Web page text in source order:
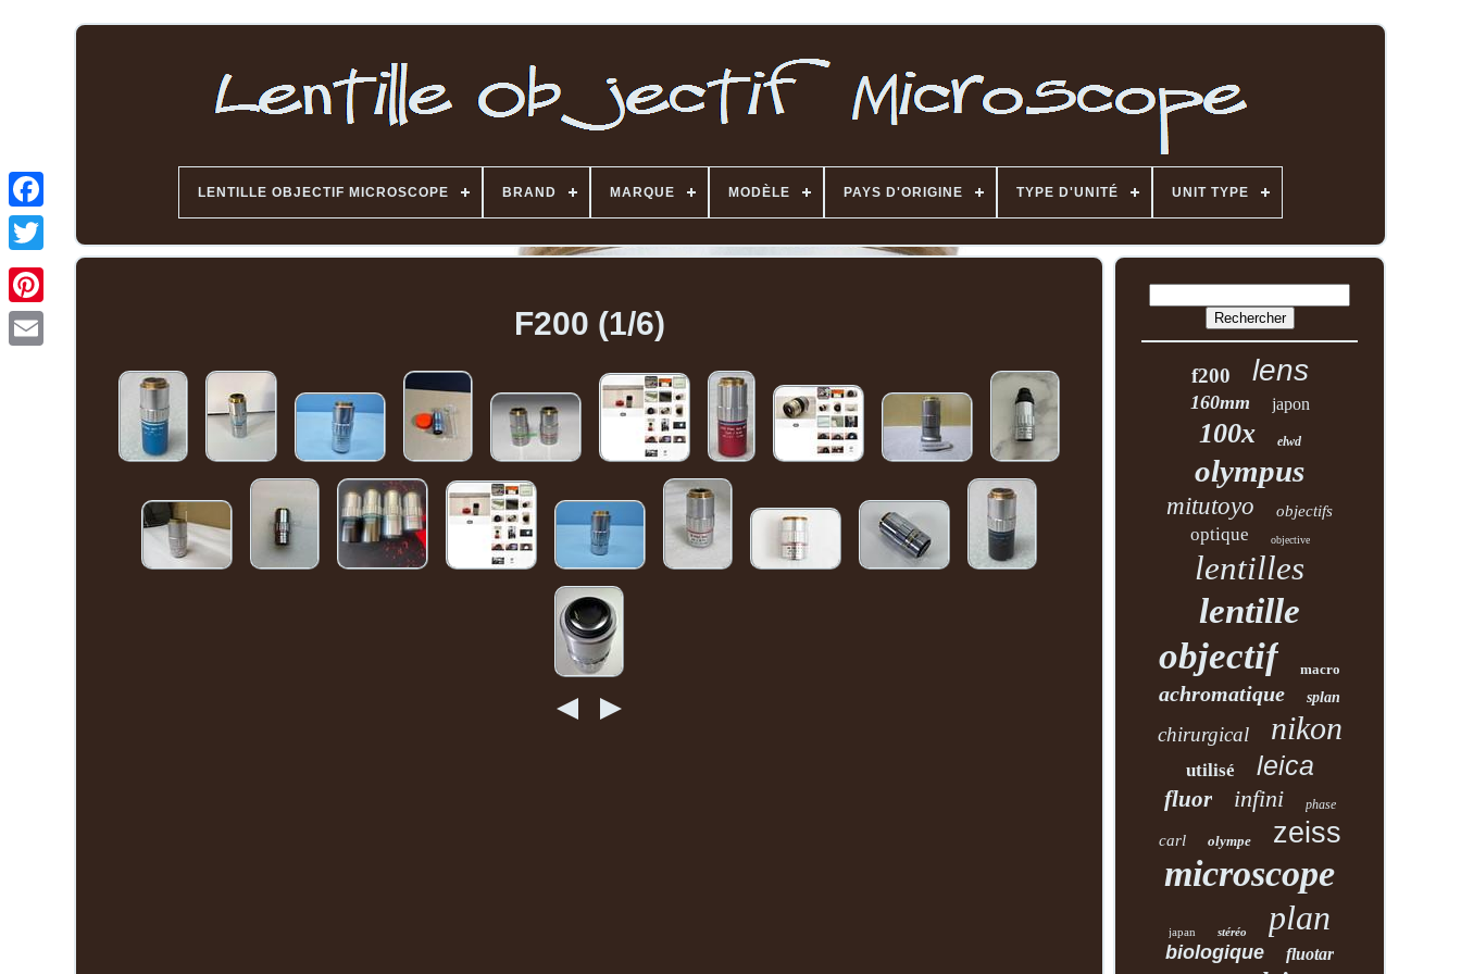
LENTILLE OBJECTIF MICROSCOPE BRAND MARQUE MODÈLE PAYS D'ORIGINE TYPE D'UNITÉ UNIT TYPE
F200 (1/6)
f200 lens
160mm japon
100x elwd
olympus
mitutoyo objectifs
optique objective
lentilles
lentille
objectif macro
achromatique splan
chirurgical nikon
utilisé leica
fluor infini phase
carl olympe zeiss
microscope
japan stéréo plan
biologique fluotar